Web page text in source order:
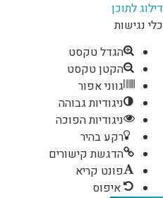
דילוג לתוכן
כלי נגישות
הגדל טקסט
הקטן טקסט
גווני אפור
ניגודיות גבוהה
ניגודיות הפוכה
רקע בהיר
הדגשת קישורים
פונט קריא
איפוס